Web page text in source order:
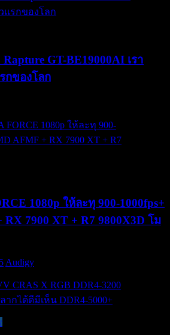
GT-BE19000AI เรา
กของโลก
1080p ให้ละทุ 900-1000fps+
7900 XT + R7 9800X3D โม
Audigy